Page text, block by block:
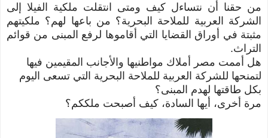
من حقنا أن نتساءل كيف ومتى انتقلت ملكية الفيلا إلى
الشركة العربية للملاحة البحرية؟ من باعها لهم؟ ملكيتهم
مثبتة في أوراق القضايا التي أقاموها لرفع المبنى من قوائم
التراث.
هل أممت مصر أملاك مواطنيها والأجانب المقيمين فيها
لتمنحها للشركة العربية للملاحة البحرية التي تسعى اليوم
بكل طاقتها لهدم المبنى؟
مرة أخرى، أيها السادة، كيف أصبحت ملككم؟